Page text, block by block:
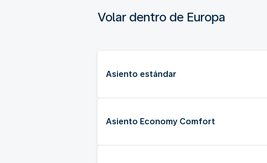
Volar dentro de Europa
Asiento estándar
Asiento Economy Comfort